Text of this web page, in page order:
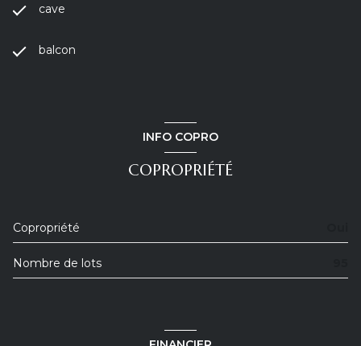
cave
balcon
INFO COPRO
COPROPRIÉTÉ
Copropriété
Nombre de lots